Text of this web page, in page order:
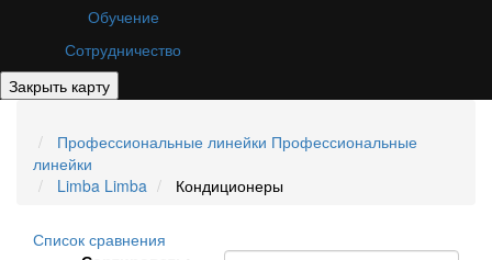
Обучение
Сотрудничество
Профессиональные линейки Профессиональные
линейки
Limba Limba Кондиционеры
Список сравнения